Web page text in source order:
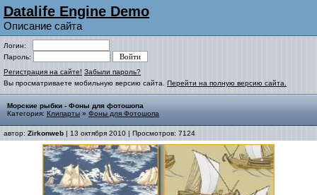
Datalife Engine Demo
Описание сайта
Логин:
Пароль:
Регистрация на сайте! Забыли пароль?
Вы просматриваете мобильную версию сайта. Перейти на полную версию сайта.
Морские рыбки - Фоны для фотошопа
Категория: Клипарты » Фоны для Фотошопа
автор: Zirkonweb | 13 октября 2010 | Просмотров: 7124